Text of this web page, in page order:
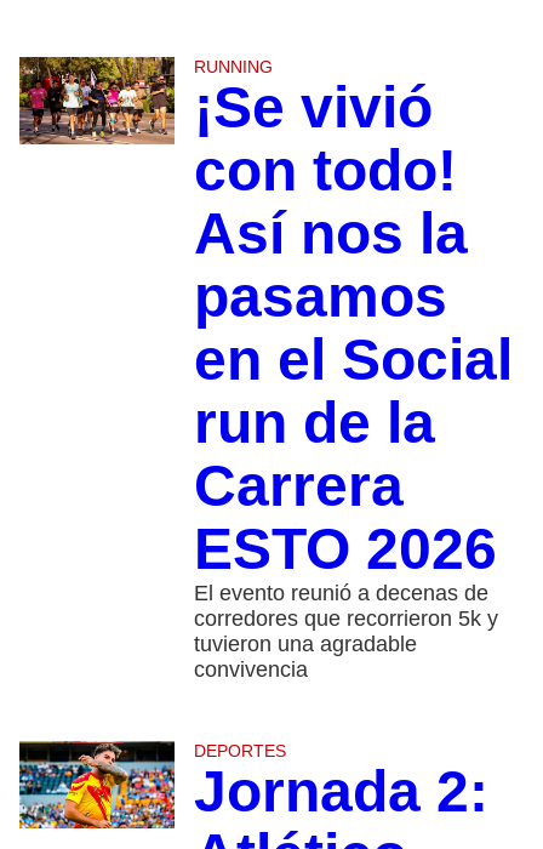
RUNNING
¡Se vivió
con todo!
Así nos la
pasamos
en el Social
run de la
Carrera
ESTO 2026
El evento reunió a decenas de
corredores que recorrieron 5k y
tuvieron una agradable
convivencia
DEPORTES
Jornada 2: